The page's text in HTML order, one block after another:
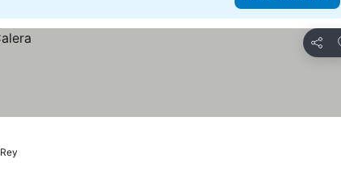
Jaa